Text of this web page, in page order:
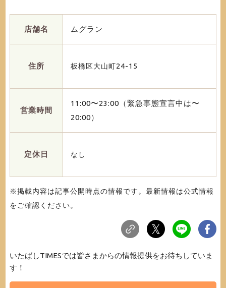
店舗名 ムグラン
住所 板橋区大山町24-15
営業時間
11:00〜23:00（緊急事態宣言中は〜
20:00）
定休日 なし
※掲載内容は記事公開時点の情報です。最新情報は公式情報
をご確認ください。
いたばしTIMESでは皆さまからの情報提供をお待ちしていま
す！